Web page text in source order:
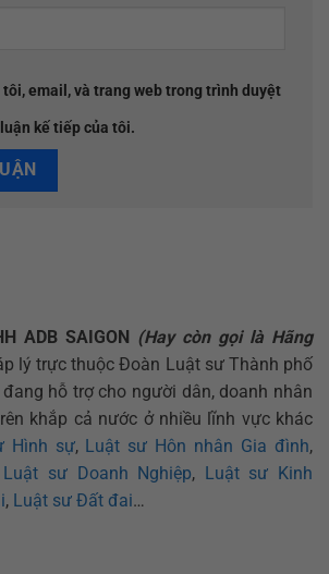
tôi, email, và trang web trong trình duyệt
kế tiếp của tôi.
ADB SAIGON (Hay còn gọi là Hãng
lý trực thuộc Đoàn Luật sư Thành phố
hỗ trợ cho người dân, doanh nhân
khắp cả nước ở nhiều lĩnh vực khác
Hình sự, Luật sư Hôn nhân Gia đình,
Luật sư Doanh Nghiệp, Luật sư Kinh
, Luật sư Đất đai…